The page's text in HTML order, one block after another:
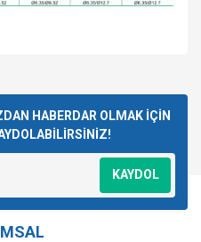
Yaz
ederiz.
görüntülenemiyor.
bulunuyor.
pahalı.
HABERDAR OLMAK İÇİN
KAYDOL